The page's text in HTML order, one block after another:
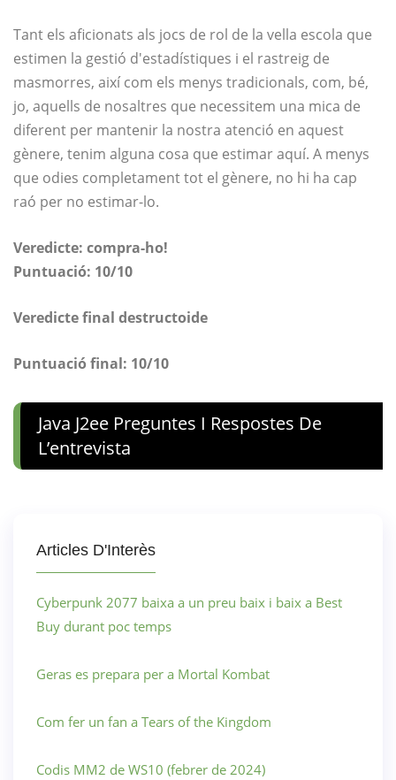
Tant els aficionats als jocs de rol de la vella escola que
estimen la gestió d'estadístiques i el rastreig de
masmorres, així com els menys tradicionals, com, bé,
jo, aquells de nosaltres que necessitem una mica de
diferent per mantenir la nostra atenció en aquest
gènere, tenim alguna cosa que estimar aquí. A menys
que odies completament tot el gènere, no hi ha cap
raó per no estimar-lo.
Veredicte: compra-ho!
Puntuació: 10/10
Veredicte final destructoide
Puntuació final: 10/10
Java J2ee Preguntes I Respostes De
L’entrevista
Articles D'Interès
Cyberpunk 2077 baixa a un preu baix i baix a Best
Buy durant poc temps
Geras es prepara per a Mortal Kombat
Com fer un fan a Tears of the Kingdom
Codis MM2 de WS10 (febrer de 2024)